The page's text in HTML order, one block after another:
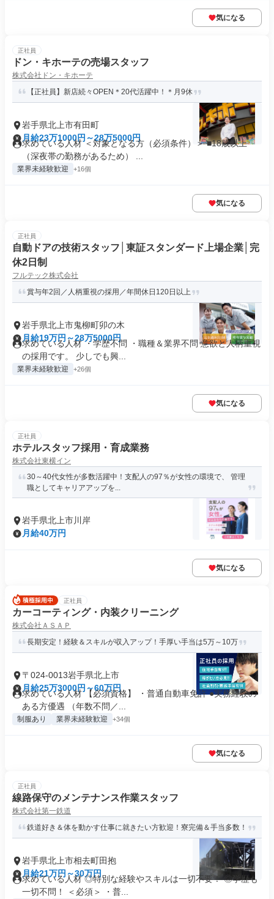
気になる
正社員
ドン・キホーテの売場スタッフ
株式会社ドン・キホーテ
【正社員】新店続々OPEN＊20代活躍中！＊月9休
岩手県北上市有田町
月給23万1000円～28万5000円
求めている人材 ＜対象となる方（必須条件）＞ ■18歳以上
（深夜帯の勤務があるため） ...
業界未経験歓迎 +16個
気になる
正社員
自動ドアの技術スタッフ│東証スタンダード上場企業│完
休2日制
フルテック株式会社
賞与年2回／人柄重視の採用／年間休日120日以上
岩手県北上市鬼柳町卯の木
月給19万円～28万5000円
求めている人材 ・学歴不問 ・職種＆業界不問 意欲と人柄重視
の採用です。 少しでも興...
業界未経験歓迎 +26個
気になる
正社員
ホテルスタッフ採用・育成業務
株式会社東横イン
30～40代女性が多数活躍中！支配人の97％が女性の環境で、 管理
職としてキャリアアップを...
岩手県北上市川岸
月給40万円
気になる
正社員
カーコーティング・内装クリーニング
株式会社ＡＳＡＰ
長期安定！経験＆スキルが収入アップ！手厚い手当は5万～10万
〒024-0013岩手県北上市
月給25万3000円～60万円
求めている人材 【必須資格】 ・普通自動車免許 ●実務経験の
ある方優遇 （年数不問／...
制服あり 業界未経験歓迎 +34個
気になる
正社員
線路保守のメンテナンス作業スタッフ
株式会社第一鉄道
鉄道好き＆体を動かす仕事に就きたい方歓迎！寮完備＆手当多数！
岩手県北上市相去町田抱
月給21万円～30万円
求めている人材 ◎特別な経験やスキルは一切不要！ ◎学歴も
一切不問！ ＜必須＞ ・普...